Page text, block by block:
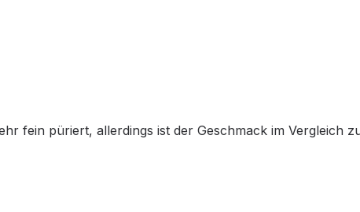
fein püriert, allerdings ist der Geschmack im Vergleich